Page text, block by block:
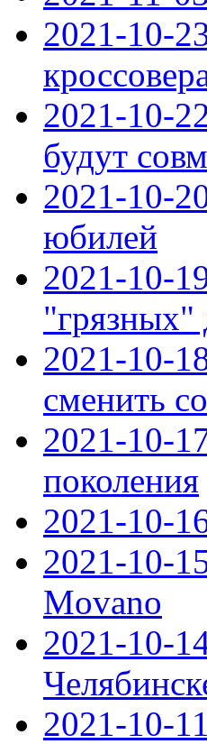
2021-10-
2021-10-
будут
2021-10-
юбилей
2021-10-
"грязных"
2021-10-
сменить
2021-10-
поколения
2021-10-
2021-10-
Movano
2021-10-
2021-10-